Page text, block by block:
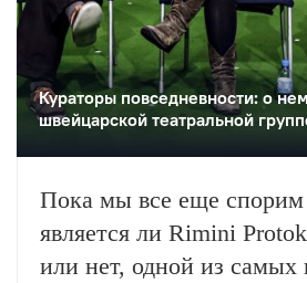
Кураторы повседневности: о
швейцарской театральной
Пока мы все еще спорим
является ли Rimini
или нет, одной из